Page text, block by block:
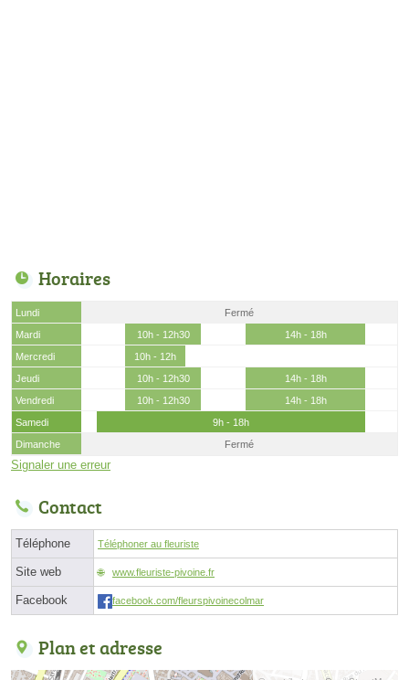
Horaires
Lundi
Fermé
Mardi
10h - 12h30
14h - 18h
Mercredi
10h - 12h
Jeudi
10h - 12h30
14h - 18h
Vendredi
10h - 12h30
14h - 18h
Samedi
9h - 18h
Dimanche
Fermé
Signaler une erreur
Contact
Téléphone Téléphoner au fleuriste
Site web www.fleuriste-pivoine.fr
Facebook facebook.com/fleurspivoinecolmar
Plan et adresse